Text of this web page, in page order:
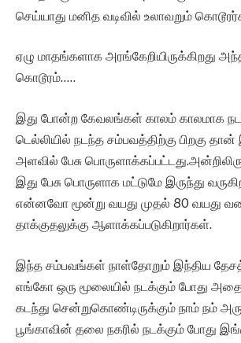
செய்யாது மனித வடிவில் உலாவறும்
ஏழு மாதங்களாக அரங்கேறியிருக்கிறது
கொடூரம்…..
இது போன்ற கேவலங்கள் காலம் காலமாக
டெல்லியில் நடந்த சம்பவத்திற்கு பிறகு
அளவில் பேசு
இது பேசு பொருளாக மட்டுமே இருந்து
என்னவோ மூன்று வயது முதல் 80 வயது
தாக்குதலுக்கு ஆளாக்கப்படுகிறார்கள்.
இந்த சம்பவங்கள் நாள்தோறும் இந்திய
எங்கோ ஒரு மூலையில் நடக்கும் போது
கடந்து சென்றுகொண்டிருக்கும் நாம் நம்
பூங்காவின் தலை நகரில் நடக்கும் போது